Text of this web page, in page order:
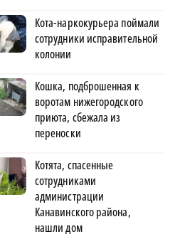
Кота-наркокурьера поймали
сотрудники исправительной
колонии
Кошка, подброшенная к
воротам нижегородского
приюта, сбежала из
переноски
Котята, спасенные
сотрудниками
администрации
Канавинского района,
нашли дом